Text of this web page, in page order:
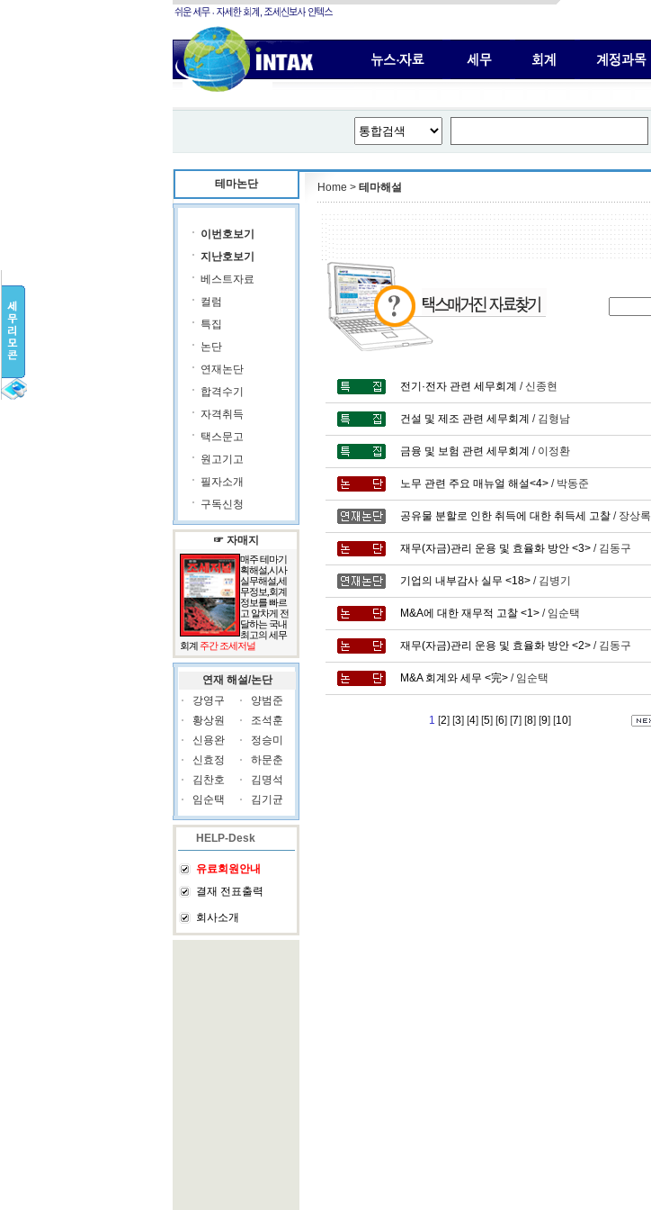
테마논단
이번호보기
지난호보기
베스트자료
컬럼
특집
논단
연재논단
합격수기
자격취득
택스문고
원고기고
필자소개
구독신청
☞ 자매지
매주 테마기
획해설,시사
실무해설,세
무정보,회계
정보를 빠르
고 알차게 전
달하는 국내
최고의 세무
회계주간 조세저널
연재 해설/논단
강영구
양범준
황상원
조석훈
신용완
정승미
신효정
하문춘
김찬호
김명석
임순택
김기균
HELP-Desk
유료회원안내
결재 전표출력
회사소개
Home > 테마해설
전기·전자 관련 세무회계 / 신종현
건설 및 제조 관련 세무회계 / 김형남
금융 및 보험 관련 세무회계 / 이정환
노무 관련 주요 매뉴얼 해설<4> / 박동준
공유물 분할로 인한 취득에 대한 취득세 고찰 / 장상록
재무(자금)관리 운용 및 효율화 방안 <3> / 김동구
기업의 내부감사 실무 <18> / 김병기
M&A에 대한 재무적 고찰 <1> / 임순택
재무(자금)관리 운용 및 효율화 방안 <2> / 김동구
M&A 회계와 세무 <完> / 임순택
1 [2] [3] [4] [5] [6] [7] [8] [9] [10]